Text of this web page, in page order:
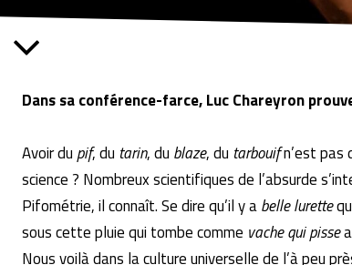
Dans sa conférence-farce, Luc Chareyron
Avoir du pif, du tarin, du blaze, du tarbouifn’est pas
science ? Nombreux scientifiques de l’absurde
Pifométrie, il connaît. Se dire qu’il y abelle lurette
sous cette pluie qui tombe comme vache qui pisse
Nous voilà dans la culture universelle de l’à peu